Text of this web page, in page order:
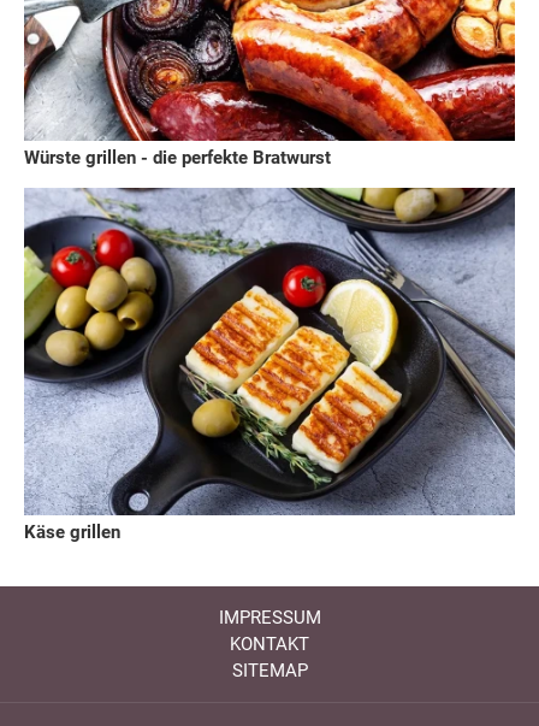
Würste grillen - die perfekte Bratwurst
Käse grillen
IMPRESSUM
KONTAKT
SITEMAP